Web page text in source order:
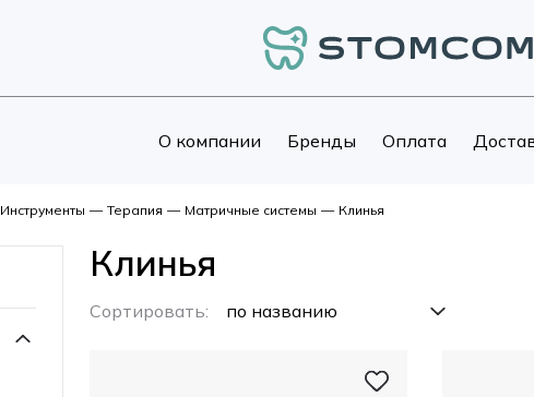
О компании Бренды Оплата
Инструменты — Терапия — Матричные системы — Клинья
Клинья
Сортировать: